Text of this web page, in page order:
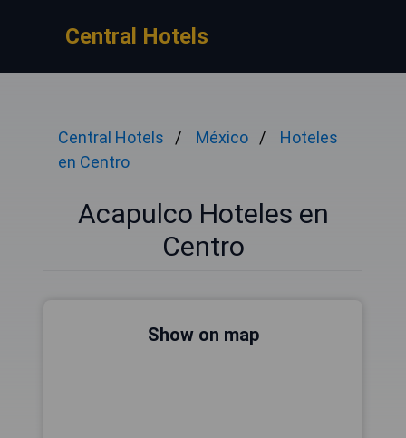
Central Hotels
Central Hotels México
Hoteles
en Centro
Acapulco Hoteles en
Centro
Show on map